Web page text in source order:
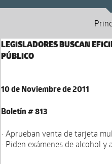
LEGISLADORES BUSCAN
PÚBLICO
10 de Noviembre de 2011
Boletín # 813
• Aprueban venta de tarjeta
• Piden exámenes de alcohol